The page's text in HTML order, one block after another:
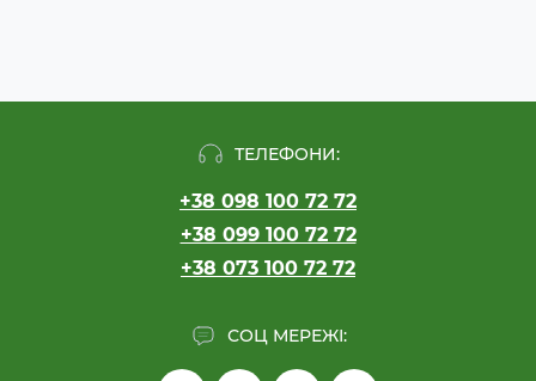
ТЕЛЕФОНИ:
+38 098 100 72 72
+38 099 100 72 72
+38 073 100 72 72
СОЦ МЕРЕЖІ: